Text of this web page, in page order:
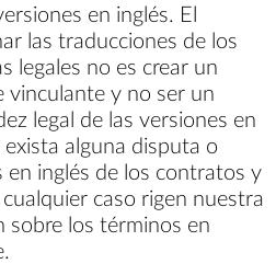
en inglés. El
las traducciones de los
legales no es crear un
y no ser un
legal de las versiones en
alguna disputa o
en inglés de los contratos y
caso rigen nuestra
sobre los términos en